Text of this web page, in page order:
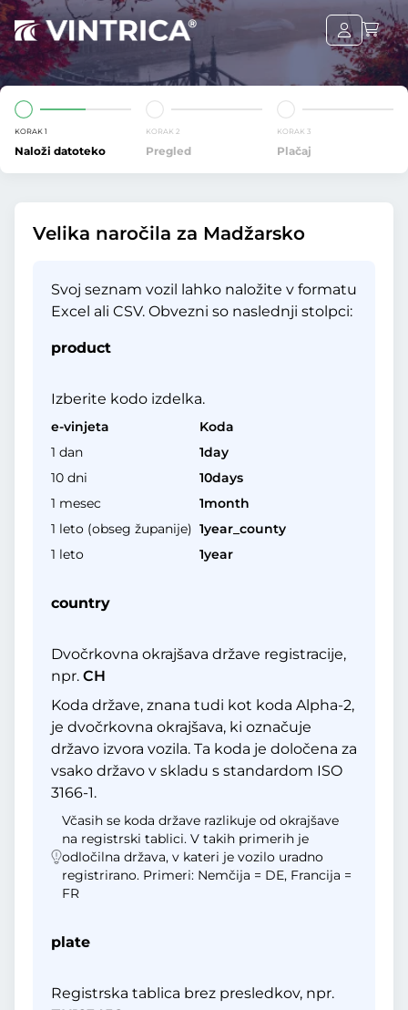
KORAK 1
Naloži datoteko
KORAK 2
Pregled
KORAK 3
Plačaj
Velika naročila za Madžarsko
Svoj seznam vozil lahko naložite v formatu
Excel ali CSV. Obvezni so naslednji stolpci:
product
Izberite kodo izdelka.
e-vinjeta
Koda
1 dan
1day
10 dni
10days
1 mesec
1month
1 leto (obseg županije) 1year_county
1 leto
1year
country
Dvočrkovna okrajšava države registracije,
npr. CH
Koda države, znana tudi kot koda Alpha-2,
je dvočrkovna okrajšava, ki označuje
državo izvora vozila. Ta koda je določena za
vsako državo v skladu s standardom ISO
3166-1.
Včasih se koda države razlikuje od okrajšave
na registrski tablici. V takih primerih je
odločilna država, v kateri je vozilo uradno
registrirano. Primeri: Nemčija = DE, Francija =
FR
plate
Registrska tablica brez presledkov, npr.